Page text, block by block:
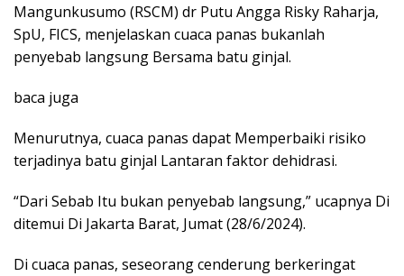
Mangunkusumo (RSCM) dr Putu Angga Risky Raharja,
SpU, FICS, menjelaskan cuaca panas bukanlah
penyebab langsung Bersama batu ginjal.
baca juga
Menurutnya, cuaca panas dapat Memperbaiki risiko
terjadinya batu ginjal Lantaran faktor dehidrasi.
“Dari Sebab Itu bukan penyebab langsung,” ucapnya Di
ditemui Di Jakarta Barat, Jumat (28/6/2024).
Di cuaca panas, seseorang cenderung berkeringat